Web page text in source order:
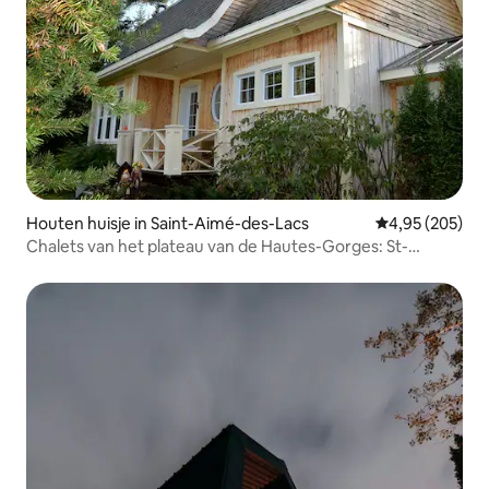
Houten huisje in Saint-Aimé-des-Lacs Gemiddelde
4,95 (205)
Chalets van het plateau van de Hautes-Gorges: St-